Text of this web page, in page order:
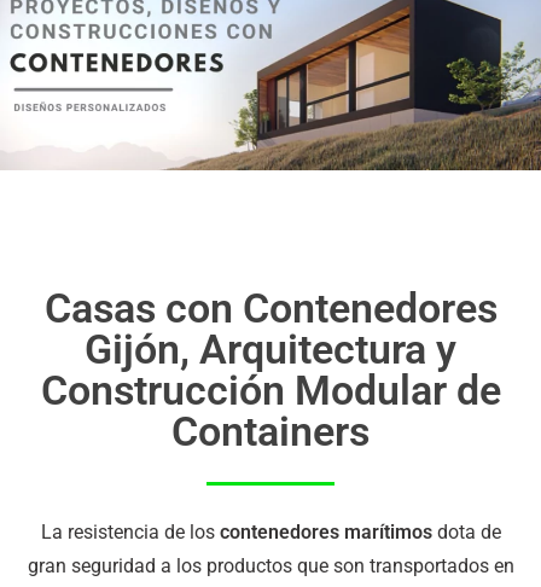
Casas con Contenedores
Gijón, Arquitectura y
Construcción Modular de
Containers
La resistencia de los contenedores marítimosdota de
gran seguridad a los productos que son transportados en